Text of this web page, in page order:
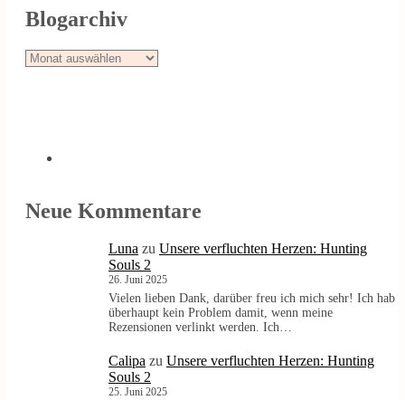
Blogarchiv
Blogarchiv
Neue Kommentare
Luna zu Unsere verfluchten Herzen: Hunting
Souls 2
26. Juni 2025
Vielen lieben Dank, darüber freu ich mich sehr! Ich hab
überhaupt kein Problem damit, wenn meine
Rezensionen verlinkt werden. Ich…
Calipa zu Unsere verfluchten Herzen: Hunting
Souls 2
25. Juni 2025